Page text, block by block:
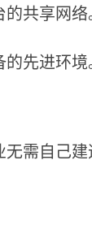
共享网络
先进环境
需自己建